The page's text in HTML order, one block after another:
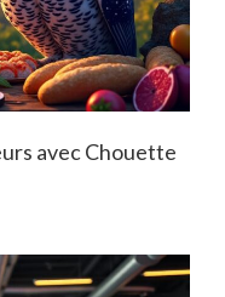
avec Chouette